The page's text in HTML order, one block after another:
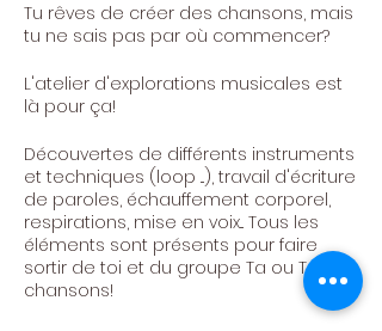
Tu rêves de créer des chansons, mais
tu ne sais pas par où commencer?
L'atelier d'explorations musicales est
là pour ça!
Découvertes de différents instruments
et techniques (loop ...), travail d'écriture
de paroles, échauffement corporel,
respirations, mise en voix... Tous les
éléments sont présents pour faire
sortir de toi et du groupe Ta ou Tes
chansons!